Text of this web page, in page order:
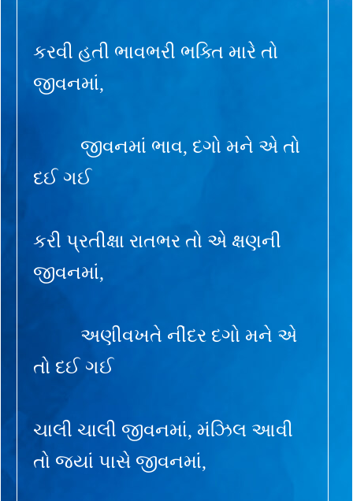
કરવી હતી ભાવભરી ભક્તિ મારે તો
જીવનમાં,
જીવનમાં ભાવ, દગો મને એ તો
દઈ ગઈ
કરી પ્રતીક્ષા રાતભર તો એ ક્ષણની
જીવનમાં,
અણીવખતે નીંદર દગો મને એ
તો દઈ ગઈ
ચાલી ચાલી જીવનમાં, મંઝિલ આવી
તો જ્યાં પાસે જીવનમાં,